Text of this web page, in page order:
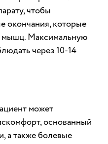
чтобы
окончания, которые
мышц. Максимальную
через 10-14
может
основанный
а также болевые